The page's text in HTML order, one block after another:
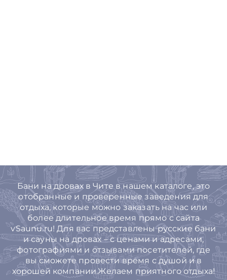
Бани на дровах в Чите в нашем каталоге, это
отобранные и проверенные заведения для
отдыха, которые можно заказать на час или
более длительное время прямо с сайта
vSaunu.ru! Для вас представлены русские бани
и сауны на дровах – с ценами и адресами,
фотографиями и отзывами посетителей, где
вы сможете провести время с душой и в
хорошей компании.Желаем приятного отдыха!